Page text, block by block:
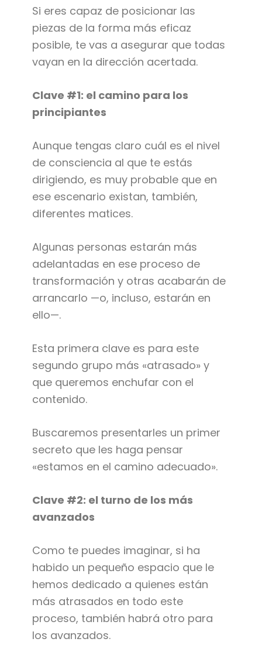
Si eres capaz de posicionar las
piezas de la forma más eficaz
posible, te vas a asegurar que todas
vayan en la dirección acertada.
Clave #1: el camino para los
principiantes
Aunque tengas claro cuál es el nivel
de consciencia al que te estás
dirigiendo, es muy probable que en
ese escenario existan, también,
diferentes matices.
Algunas personas estarán más
adelantadas en ese proceso de
transformación y otras acabarán de
arrancarlo —o, incluso, estarán en
ello—.
Esta primera clave es para este
segundo grupo más «atrasado» y
que queremos enchufar con el
contenido.
Buscaremos presentarles un primer
secreto que les haga pensar
«estamos en el camino adecuado».
Clave #2: el turno de los más
avanzados
Como te puedes imaginar, si ha
habido un pequeño espacio que le
hemos dedicado a quienes están
más atrasados en todo este
proceso, también habrá otro para
los avanzados.